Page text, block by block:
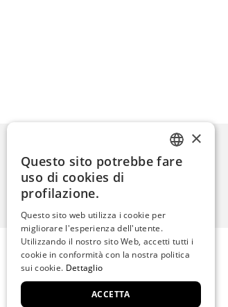
ITALIAN
GERMAN
FRENCH
×
Questo sito potrebbe fare
uso di cookies di
profilazione.
Questo sito web utilizza i cookie per
migliorare l'esperienza dell'utente.
Utilizzando il nostro sito Web, accetti tutti i
cookie in conformità con la nostra politica
sui cookie. Dettaglio
ACCETTA